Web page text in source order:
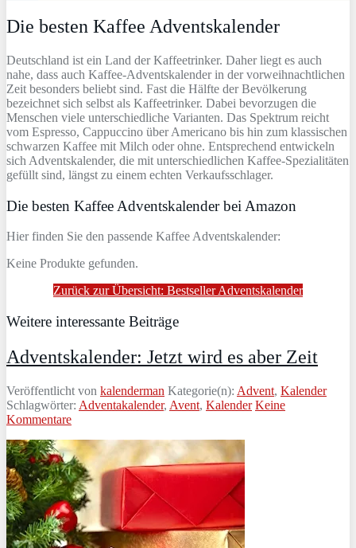
Die besten Kaffee Adventskalender
Deutschland ist ein Land der Kaffeetrinker. Daher liegt es auch
nahe, dass auch Kaffee-Adventskalender in der vorweihnachtlichen
Zeit besonders beliebt sind. Fast die Hälfte der Bevölkerung
bezeichnet sich selbst als Kaffeetrinker. Dabei bevorzugen die
Menschen viele unterschiedliche Varianten. Das Spektrum reicht
vom Espresso, Cappuccino über Americano bis hin zum klassischen
schwarzen Kaffee mit Milch oder ohne. Entsprechend entwickeln
sich Adventskalender, die mit unterschiedlichen Kaffee-Spezialitäten
gefüllt sind, längst zu einem echten Verkaufsschlager.
Die besten Kaffee Adventskalender bei Amazon
Hier finden Sie den passende Kaffee Adventskalender:
Keine Produkte gefunden.
Zurück zur Übersicht: Bestseller Adventskalender
Weitere interessante Beiträge
Adventskalender: Jetzt wird es aber Zeit
Veröffentlicht von kalenderman Kategorie(n): Advent, Kalender
Schlagwörter: Adventakalender, Avent, Kalender Keine
Kommentare